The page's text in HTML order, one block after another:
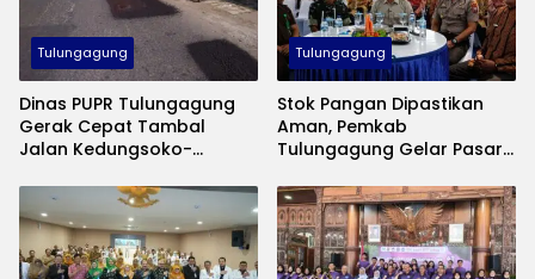
Tulungagung
Dinas PUPR Tulungagung
Gerak Cepat Tambal
Jalan Kedungsoko-
Coldmix
Tulungagung
Stok Pangan Dipastikan
Aman, Pemkab
Tulungagung Gelar Pasar